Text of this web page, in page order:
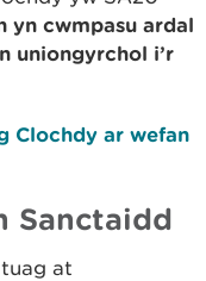
yn cwmpasu ardal
uniongyrchol i’r
Clochdy ar wefan
Sanctaidd
at